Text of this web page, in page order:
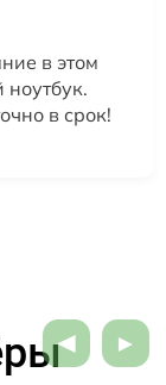
в этом
ноутбук.
в срок!